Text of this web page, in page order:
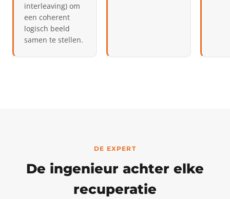
interleaving) om
een coherent
logisch beeld
samen te stellen.
DE EXPERT
De ingenieur achter elke
recuperatie